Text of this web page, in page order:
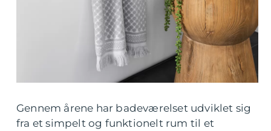
Gennem årene har badeværelset udviklet sig
fra et simpelt og funktionelt rum til et